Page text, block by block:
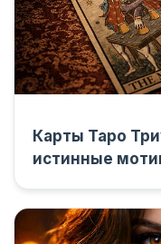
Карты Таро
истинные